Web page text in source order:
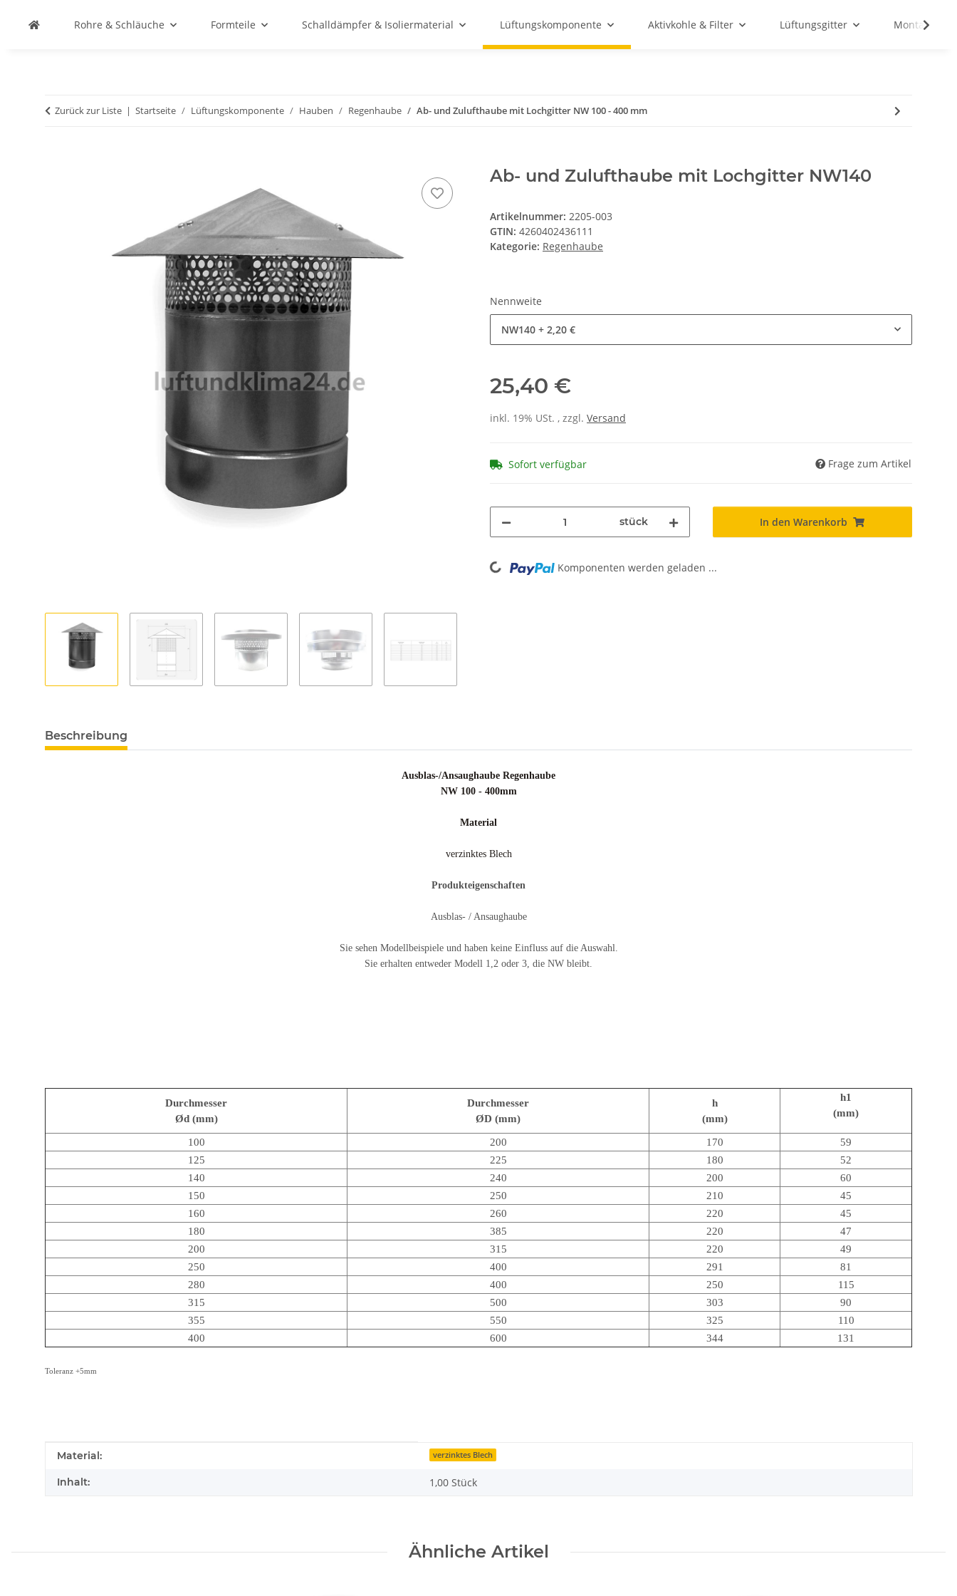
Rohre & Schläuche Formteile Schalldämpfer & Isoliermaterial Lüftungskomponente Aktivkohle & Filter Lüftungsgitter
Zurück zur Liste Startseite Lüftungskomponente Hauben Regenhaube Ab- und Zulufthaube mit Lochgitter NW 100 - 400 mm
Ab- und Zulufthaube mit Lochgitter NW140
Artikelnummer: 2205-003
GTIN: 4260402436111
Kategorie: Regenhaube
Nennweite
NW140 + 2,20 €
25,40 €
inkl. 19% USt. , zzgl. Versand
Sofort verfügbar Frage zum Artikel
stück In den Warenkorb
Loading... Komponenten werden geladen ...
Beschreibung
Ausblas-/Ansaughaube Regenhaube
NW 100 - 400mm
Material
verzinktes Blech
Produkteigenschaften
Ausblas- / Ansaughaube
Sie sehen Modellbeispiele und haben keine Einfluss auf die Auswahl.
Sie erhalten entweder Modell 1,2 oder 3, die NW bleibt.
Durchmesser
Ød (mm)
Durchmesser
ØD (mm)
h
(mm)
h1
(mm)
100 200 170
59
125
225 180
52
140
240 200
60
150
250 210
45
160
260 220
45
180
385 220
47
200
315 220
49
250
400 291
81
280
400 250
115
315
500 303
90
355
550 325
110
400
600 344 131
Toleranz +5mm
Produkteigenschaft
Wert
Material: verzinktes Blech
Inhalt: 1,00 Stück
Ähnliche Artikel